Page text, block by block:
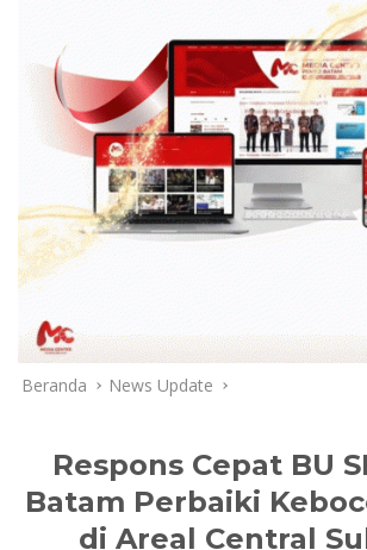
Beranda News Update
Respons Cepat BU
Batam Perbaiki
di Areal Central